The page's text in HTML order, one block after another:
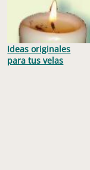
Ideas originales
para tus velas